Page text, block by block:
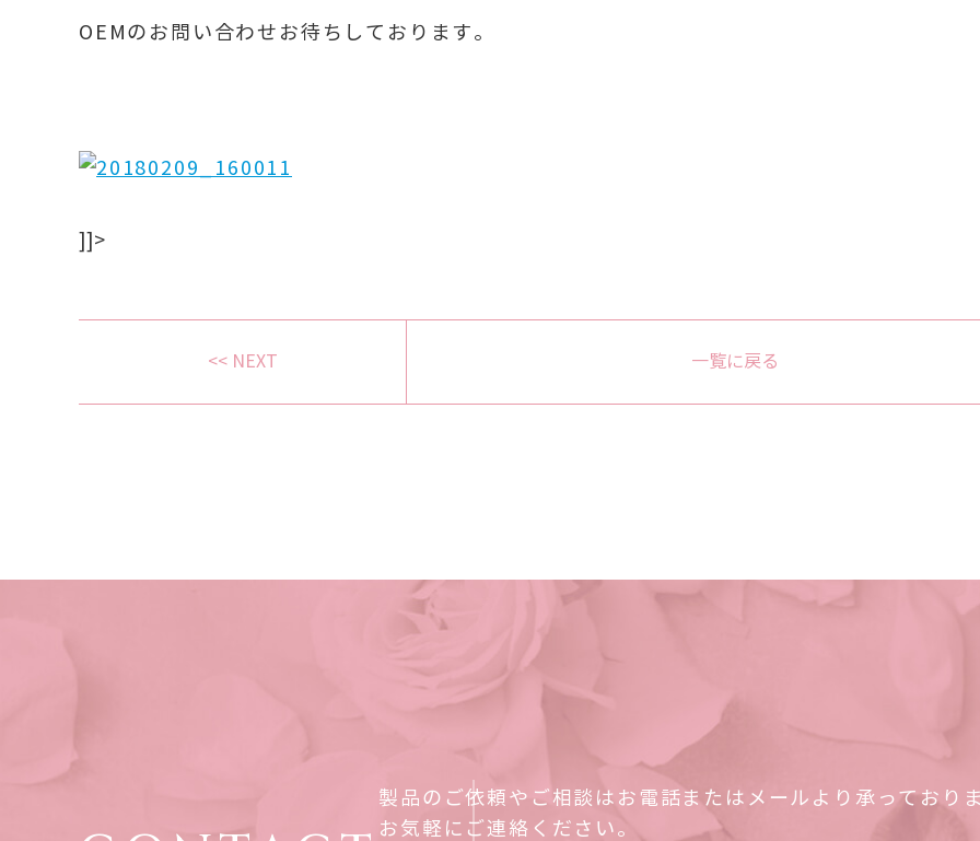
OEMのお問い合わせお待ちしております。
]]>
<< NEXT 一覧に戻る
製品のご依頼やご相談はお電話またはメールより承っており
お気軽にご連絡ください。